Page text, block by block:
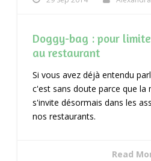
Doggy-bag : pour
au restaurant
Si vous avez déjà entendu
c'est sans doute parce que la
s'invite désormais dans les
nos restaurants.
Read